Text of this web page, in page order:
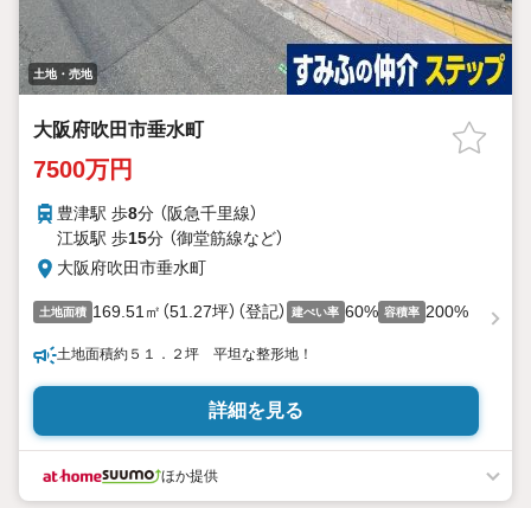
土地・売地
大阪府吹田市垂水町
7500万円
豊津駅 歩8分 （阪急千里線）
江坂駅 歩15分 （御堂筋線など）
大阪府吹田市垂水町
土地面積 169.51㎡（51.27坪）（登記） 建ぺい率 60% 容積率 200%
土地面積約５１．２坪 平坦な整形地！
詳細を見る
ほか提供